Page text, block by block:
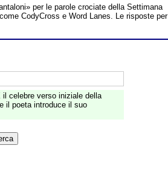
per le parole crociate della Settimana
CodyCross e Word Lanes. Le risposte per
il celebre verso iniziale della
il poeta introduce il suo